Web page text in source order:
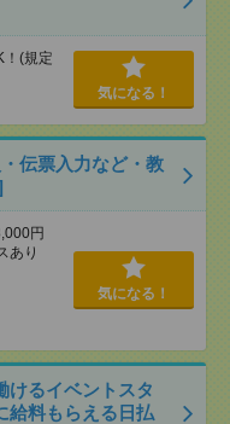
(規定
気になる！
伝票入力など・教
円
あり
気になる！
けるイベントスタ
給料もらえる日払